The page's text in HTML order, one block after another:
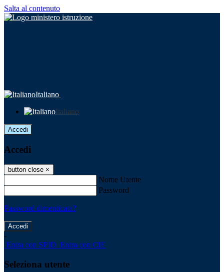
Salta al contenuto
Italiano
Italiano
Accedi
Accedi
button close ×
Nome Utente
Password
Password dimenticata?
-
Entra con SPID Entra con CIE
Seleziona utente